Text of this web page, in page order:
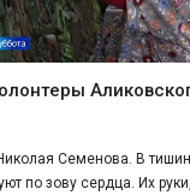
Семенова. В
по зову сердца. Их